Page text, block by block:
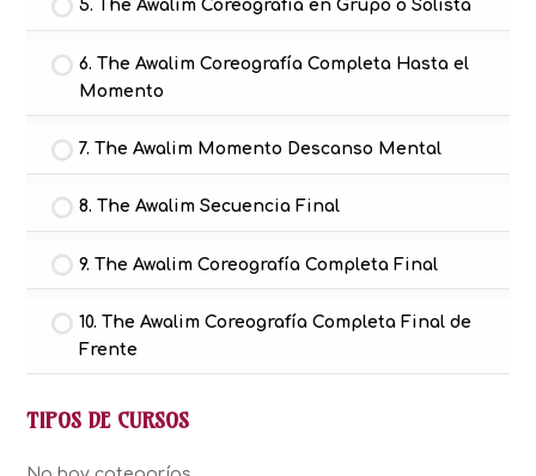
5. The Awalim Coreografía en Grupo o Solista
6. The Awalim Coreografía Completa Hasta el
Momento
7. The Awalim Momento Descanso Mental
8. The Awalim Secuencia Final
9. The Awalim Coreografía Completa Final
10. The Awalim Coreografía Completa Final de
Frente
TIPOS DE CURSOS